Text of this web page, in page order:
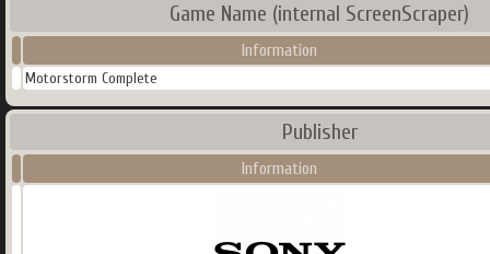
Game Name (internal ScreenScraper)
Information
Motorstorm Complete
Publisher
Information